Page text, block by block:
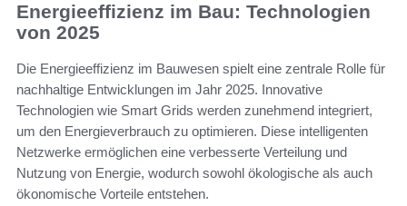
Energieeffizienz im Bau: Technologien
von 2025
Die Energieeffizienz im Bauwesen spielt eine zentrale Rolle für
nachhaltige Entwicklungen im Jahr 2025. Innovative
Technologien wie Smart Grids werden zunehmend integriert,
um den Energieverbrauch zu optimieren. Diese intelligenten
Netzwerke ermöglichen eine verbesserte Verteilung und
Nutzung von Energie, wodurch sowohl ökologische als auch
ökonomische Vorteile entstehen.